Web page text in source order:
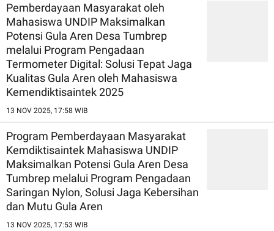
Pemberdayaan Masyarakat oleh
Mahasiswa UNDIP Maksimalkan
Potensi Gula Aren Desa Tumbrep
melalui Program Pengadaan
Termometer Digital: Solusi Tepat Jaga
Kualitas Gula Aren oleh Mahasiswa
Kemendiktisaintek 2025
13 NOV 2025, 17:58 WIB
Program Pemberdayaan Masyarakat
Kemdiktisaintek Mahasiswa UNDIP
Maksimalkan Potensi Gula Aren Desa
Tumbrep melalui Program Pengadaan
Saringan Nylon, Solusi Jaga Kebersihan
dan Mutu Gula Aren
13 NOV 2025, 17:53 WIB